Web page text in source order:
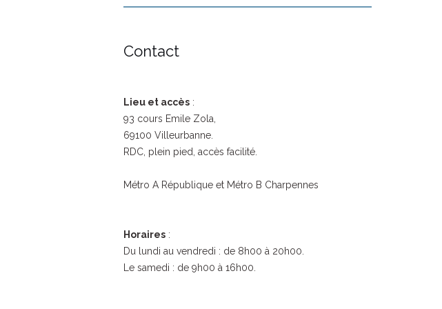
Contact
Lieu et accès :
93 cours Emile Zola,
69100 Villeurbanne.
RDC, plein pied, accès facilité.
Métro A République et Métro B Charpennes
Horaires :
Du lundi au vendredi : de 8h00 à 20h00.
Le samedi : de 9h00 à 16h00.